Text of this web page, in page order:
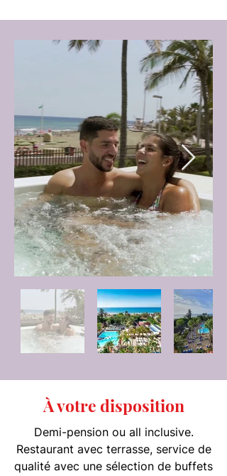
À votre disposition
Demi-pension ou all inclusive.
Restaurant avec terrasse, service de
qualité avec une sélection de buffets